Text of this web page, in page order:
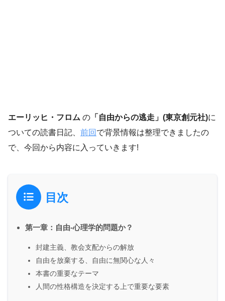
エーリッヒ・フロム の 「自由からの逃走」(東京創元社)に
ついての読書日記、 前回 で背景情報は整理できましたの
で、今回から内容に入っていきます!
目次
第一章：自由-心理学的問題か？
封建主義、教会支配からの解放
自由を放棄する、自由に無関心な人々
本書の重要なテーマ
人間の性格構造を決定する上で重要な要素